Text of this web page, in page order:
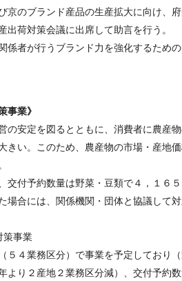
京のブランド産品の生産拡大に向け、
出荷対策会議に出席して助言を行う。
係者が行うブランド力を強化するため
事業》
の安定を図るとともに、消費者に農産
きい。このため、農産物の市場・産地
交付予約数量は野菜・豆類で４，１６
場合には、関係機関・団体と協議して対
策事業
５４業務区分）で事業を予定しており
より２産地２業務区分減）、交付予約